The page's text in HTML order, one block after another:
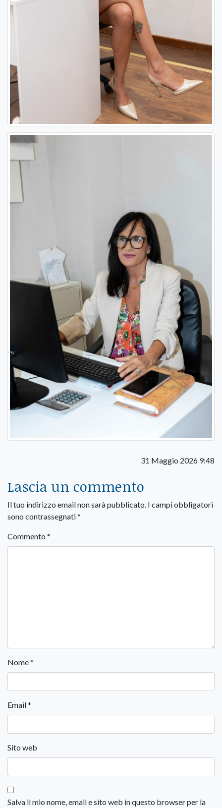
31 Maggio 2026 9:48
Lascia un commento
Il tuo indirizzo email non sarà pubblicato. I campi obbligatori
sono contrassegnati*
Commento *
Nome*
Email*
Sito web
Salva il mio nome, email e sito web in questo browser per la